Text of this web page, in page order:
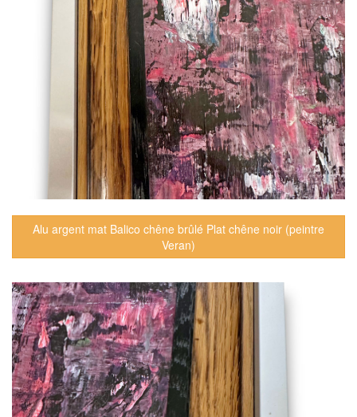
Alu argent mat Balico chêne brûlé Plat chêne noir (peintre
Veran)